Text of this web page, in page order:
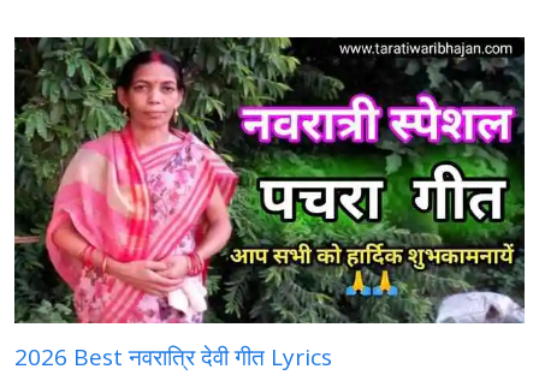
2026 Best नवरात्रि देवी गीत Lyrics